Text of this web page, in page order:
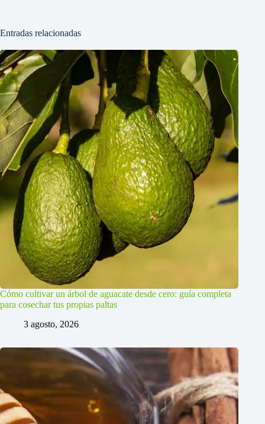
Entradas relacionadas
Cómo cultivar un árbol de aguacate desde cero: guía completa
para cosechar tus propias paltas
3 agosto, 2026